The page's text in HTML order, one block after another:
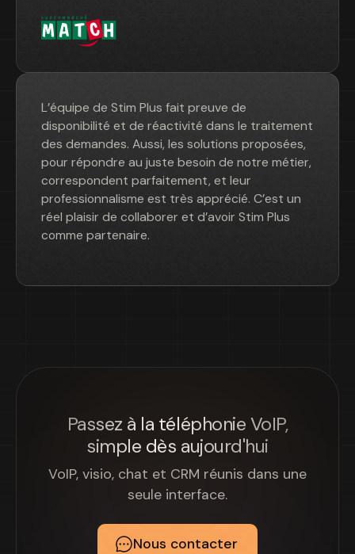
L’équipe de Stim Plus fait preuve de
disponibilité et de réactivité dans le traitement
des demandes. Aussi, les solutions proposées,
pour répondre au juste besoin de notre métier,
correspondent parfaitement, et leur
professionnalisme est très apprécié. C’est un
réel plaisir de collaborer et d’avoir Stim Plus
comme partenaire.
Passez à la téléphonie VoIP,
simple dès aujourd'hui
VoIP, visio, chat et CRM réunis dans une
seule interface.
Nous contacter